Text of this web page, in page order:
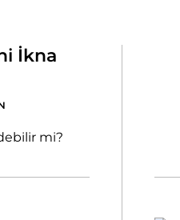
İkna